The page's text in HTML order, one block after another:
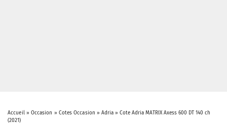
Accueil» Occasion » Cotes Occasion » Adria »Cote Adria MATRIX Axess 600 DT 140 ch
(2021)